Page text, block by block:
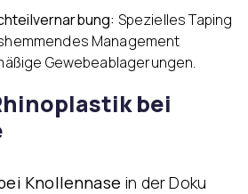
Spezielles Taping
Management
Gewebeablagerungen.
bei
Knollennase in der Doku